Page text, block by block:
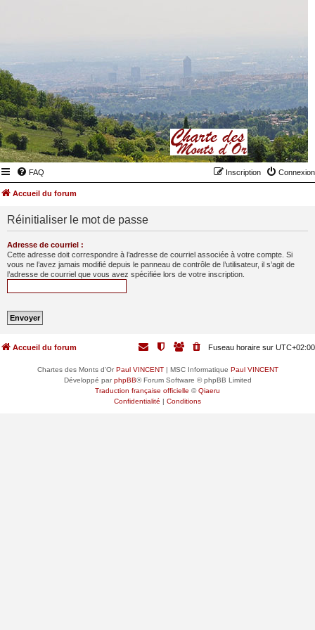
FAQ Connexion
Inscription
Accueil du forum
Réinitialiser le mot de passe
Adresse de courriel :
Cette adresse doit correspondre à l’adresse de courriel associée à votre compte. Si
vous ne l’avez jamais modifié depuis le panneau de contrôle de l’utilisateur, il s’agit de
l’adresse de courriel que vous avez spécifiée lors de votre inscription.
Accueil du forum Fuseau horaire sur UTC+02:00
Chartes des Monts d'OrPaul VINCENT| MSC Informatique Paul VINCENT
Développé parphpBB® Forum Software © phpBB Limited
Traduction française officielle ©Qiaeru
Confidentialité | Conditions